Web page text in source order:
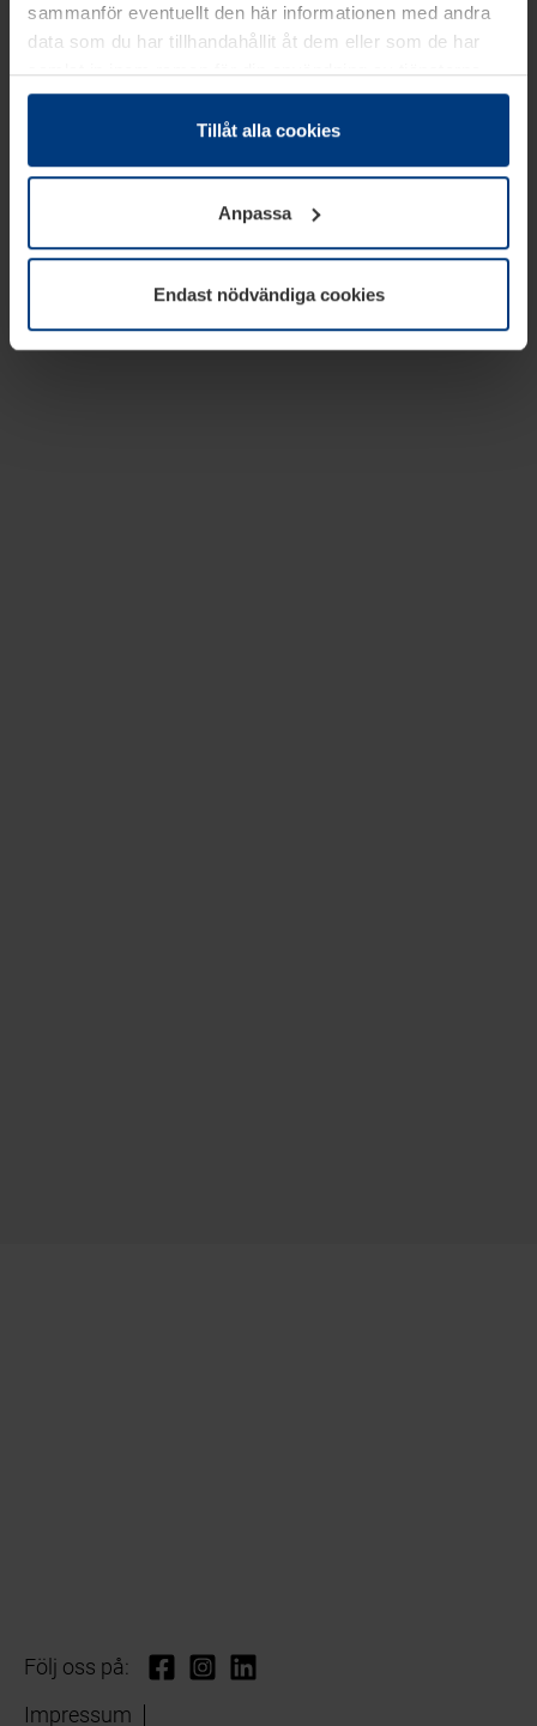
sammanför eventuellt den här informationen med andra
data som du har tillhandahållit åt dem eller som de har
samlat in inom ramen för din användning av tjänsterna.
Juridiskt kan vi lagra kakor på din enhet, om de är
absolut nödvändiga för driften av den här webbplatsen.
godkännande kan du när som helst ändra eller återkalla i
informationen om kakor underDataskyddsförklaring
vår webbplats.
Tillåt alla cookies
Anpassa
Endast nödvändiga cookies
Följ oss på:
Impressum